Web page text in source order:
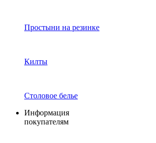
Простыни на резинке
Килты
Столовое белье
Информация
покупателям